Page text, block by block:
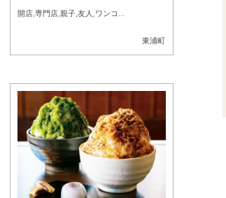
武豊町,美浜町
東浦町
開店,専門店,親子,友人 ,ワンコイン